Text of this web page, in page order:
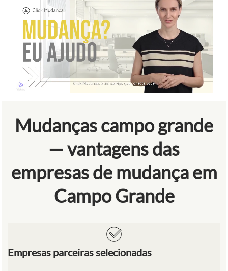
Mudanças campo grande
— vantagens das
empresas de mudança em
Campo Grande
Empresas parceiras selecionadas